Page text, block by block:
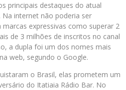
principais destaques do atual
internet não poderia ser
expressivas como superar 2
de 3 milhões de inscritos no canal
a dupla foi um dos nomes mais
web, segundo o Google.
o Brasil, elas prometem um
do Itatiaia Rádio Bar. No